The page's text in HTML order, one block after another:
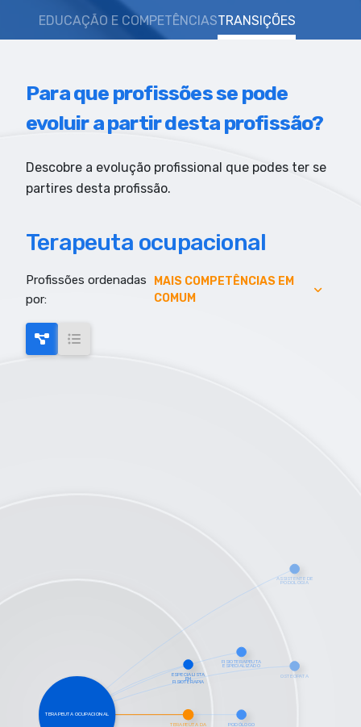
EDUCAÇÃO E COMPETÊNCIASTRANSIÇÕES
Para que profissões se pode
evoluir a partir desta profissão?
Descobre a evolução profissional que podes ter se
partires desta profissão.
Terapeuta ocupacional
Profissões ordenadas
por:
MAIS COMPETÊNCIAS EM
COMUM
AUMENTO DE EMPREGO